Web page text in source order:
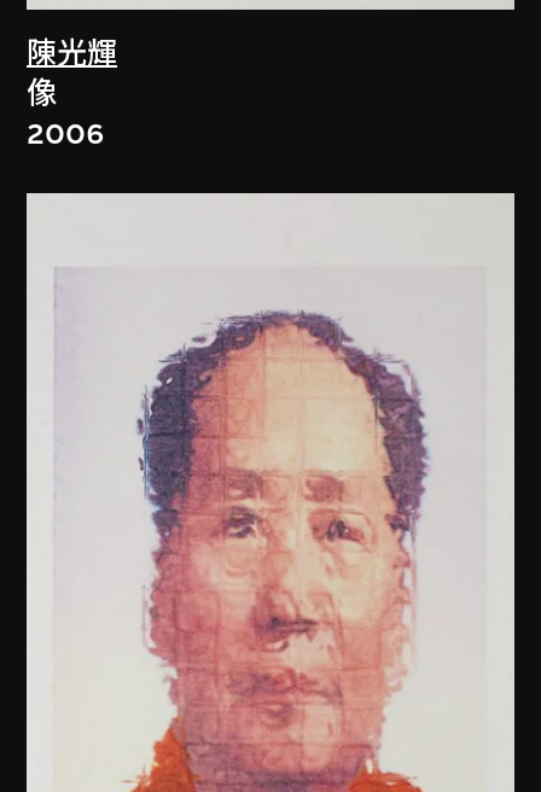
陳光輝
像
2006